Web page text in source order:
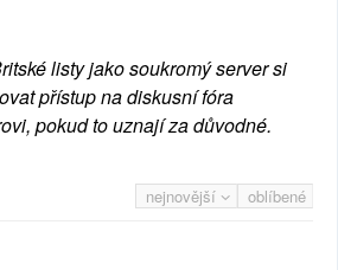
listy jako soukromý server si
přístup na diskusní fóra
pokud to uznají za důvodné.
nejnovější oblíbené